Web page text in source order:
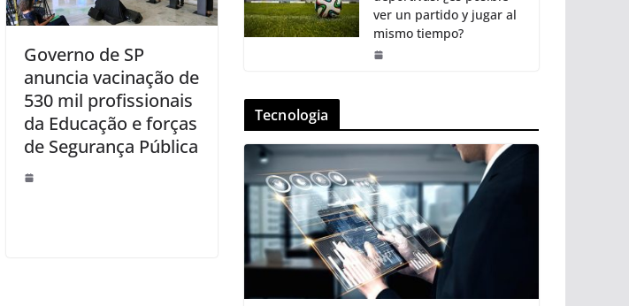
Governo de SP
anuncia vacinação de
530 mil profissionais
da Educação e forças
de Segurança Pública
ver un partido y jugar al
mismo tiempo?
Tecnologia